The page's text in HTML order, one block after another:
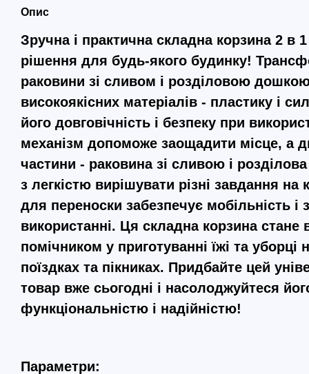
Опис
Зручна і практична складна корзина 2 в
рішення для будь-якого будинку!
раковини зі сливом і розділовою
високоякісних матеріалів - пластику і
його довговічність і безпеку при
механізм допоможе заощадити місце, а
частини - раковина зі сливою і
з легкістю вирішувати різні завдання на
для переноски забезпечує мобільність і
використанні. Ця складна корзина стане
помічником у приготуванні їжі та уборці
поїздках та пікниках. Придбайте цей
товар вже сьогодні і насолоджуйтеся
функціональністю і надійністю!
Параметри: